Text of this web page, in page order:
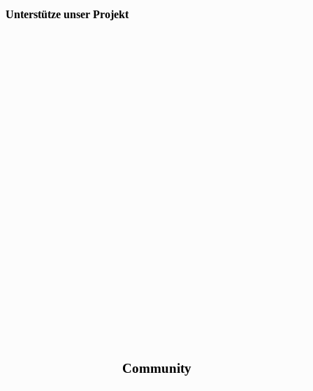
Unterstütze unser Projekt
Community